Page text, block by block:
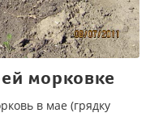
морковке
в мае (грядку